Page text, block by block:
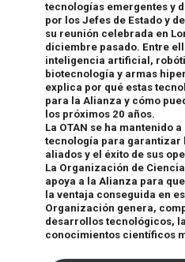
tecnologías emergentes y
por los Jefes de Estado y
su reunión celebrada en
diciembre pasado. Entre
inteligencia artificial,
biotecnología y armas
explica por qué estas
para la Alianza y cómo
los próximos 20 años.
La OTAN se ha mantenido
tecnología para garantizar
aliados y el éxito de sus
La Organización de
apoya a la Alianza para
la ventaja conseguida en
Organización genera,
desarrollos tecnológicos,
conocimientos científicos